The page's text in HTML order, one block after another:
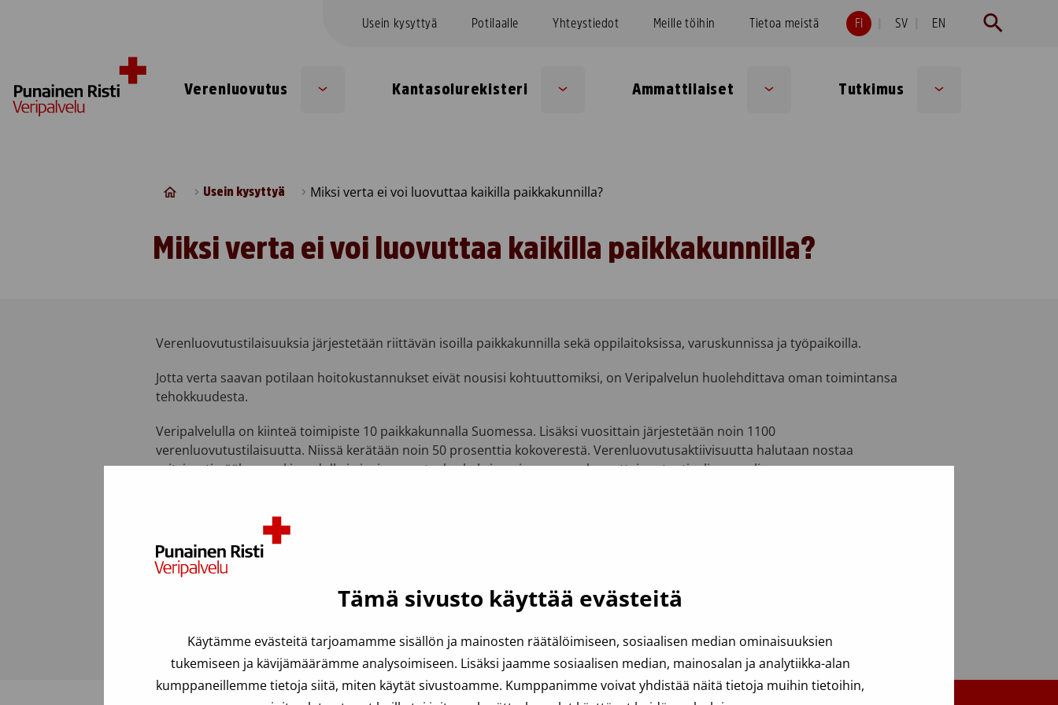
Tämä sivusto käyttää evästeitä
Käytämme evästeitä tarjoamamme sisällön ja mainosten räätälöimiseen, sosiaalisen median ominaisuuksien
tukemiseen ja kävijämäärämme analysoimiseen. Lisäksi jaamme sosiaalisen median, mainosalan ja analytiikka-alan
kumppaneillemme tietoja siitä, miten käytät sivustoamme. Kumppanimme voivat yhdistää näitä tietoja muihin tietoihin,
Usein kysyttyä Potilaalle Yhteystiedot Meille töihin Tietoa meistä FI SV EN
Verenluovutus Kantasolurekisteri Ammattilaiset Tutkimus
Usein kysyttyä Miksi verta ei voi luovuttaa kaikilla paikkakunnilla?
Miksi verta ei voi luovuttaa kaikilla paikkakunnilla?
Verenluovutustilaisuuksia järjestetään riittävän isoilla paikkakunnilla sekä oppilaitoksissa, varuskunnissa ja työpaikoilla.
Jotta verta saavan potilaan hoitokustannukset eivät nousisi kohtuuttomiksi, on Veripalvelun huolehdittava oman toimintansa
tehokkuudesta.
Veripalvelulla on kiinteä toimipiste 10 paikkakunnalla Suomessa. Lisäksi vuosittain järjestetään noin 1100
verenluovutustilaisuutta. Niissä kerätään noin 50 prosenttia kokoverestä. Verenluovutusaktiivisuutta halutaan nostaa
erityisesti pääkaupunkiseudulla ja isoissa asutuskeskuksissa, jossa verenluovuttajapotentiaalia on paljon.
Viimeksi päivitetty: 22.07.2025
Usein kysyttyä